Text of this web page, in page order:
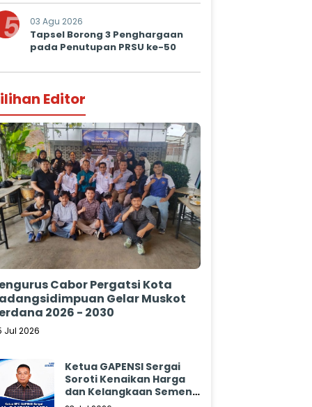
5 03 Agu 2026
Tapsel Borong 3 Penghargaan
pada Penutupan PRSU ke-50
Editor
Cabor Pergatsi Kota
Gelar Muskot
2026 - 2030
Jul 2026
Ketua GAPENSI Sergai
Soroti Kenaikan Harga
dan Kelangkaan Semen,